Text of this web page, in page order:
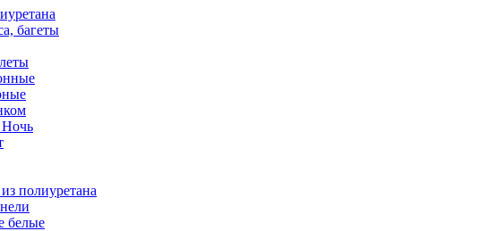
багеты
полиуретана
белые